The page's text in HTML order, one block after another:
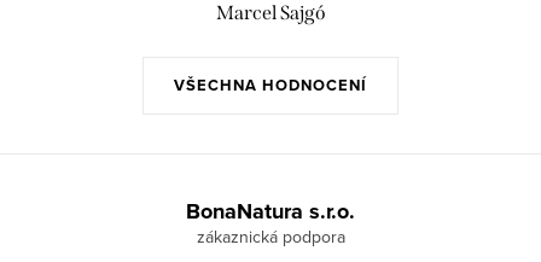
VŠECHNA HODNOCENÍ
Marcel Sajgó
BonaNatura s.r.o.